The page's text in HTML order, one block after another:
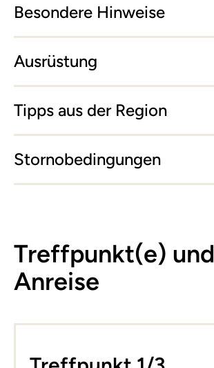
Besondere Hinweise
Ausrüstung
Tipps aus der Region
Stornobedingungen
Treffpunkt(e) und
Anreise
−